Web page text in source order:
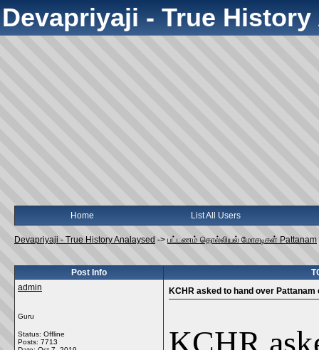
Devapriyaji - True
Home List All Users
Devapriyaji - True History Analaysed -> பட்டணம் தொல்லியல் மோசடிகள் Pattanam
Post Info
admin
Guru
Status: Offline
Posts: 7713
KCHR asked to hand over
KCHR